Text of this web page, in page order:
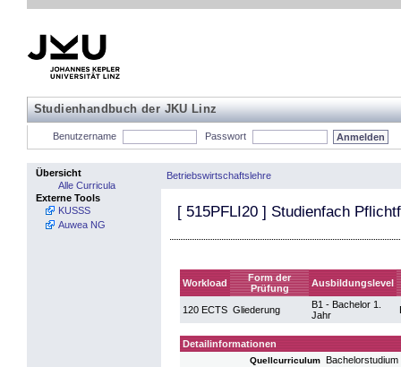
Studienhandbuch der JKU Linz
Benutzername Passwort
Übersicht
Alle Curricula
Externe Tools
KUSSS
Auwea NG
Betriebswirtschaftslehre
[ 515PFLI20 ] Studienfach
Workload
Form der
Prüfung
Ausbildungslevel
120 ECTS Gliederung
B1 - Bachelor 1.
Jahr
Detailinformationen
Quellcurriculum